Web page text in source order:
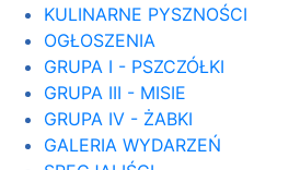
KULINARNE PYSZNOŚCI
OGŁOSZENIA
GRUPA I - PSZCZÓŁKI
GRUPA III - MISIE
GRUPA IV - ŻABKI
GALERIA WYDARZEŃ